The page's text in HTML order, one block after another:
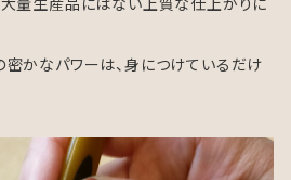
大量生産品にはない上質な仕上がりに
かなパワーは、身につけているだけ